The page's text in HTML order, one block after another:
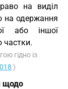
на виділ
на одержання
або іншої
частки.
гідно із
)
щодо